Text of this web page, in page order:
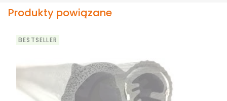
Produkty powiązane
BESTSELLER